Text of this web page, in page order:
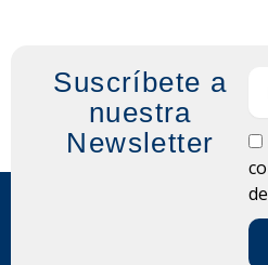
Suscríbete a
nuestra
Newsletter